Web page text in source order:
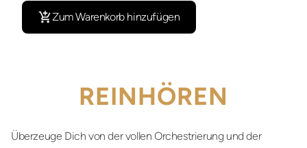
Zum Warenkorb hinzufügen
REINHÖREN
Überzeuge Dich von der vollen Orchestrierung und der